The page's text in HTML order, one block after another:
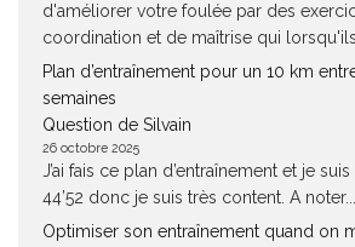
d'améliorer votre foulée par des
coordination et de maîtrise qui
Plan d’entraînement pour un 10 km
semaines
Question de Silvain
26 octobre 2025
J’ai fais ce plan d’entraînement et je
44’52 donc je suis très content. A noter...
Optimiser son entraînement quand on